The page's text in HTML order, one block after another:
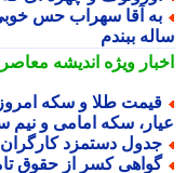
آقا سهراب حس خوبی
ببندم
ویژهاندیشه معاصر
سکه امامی و نیم
دستمزد کارگران ۱۴۰۵؛ حقوق کارگران چقدر افزایش یافت؟
کسر از حقوق تامین